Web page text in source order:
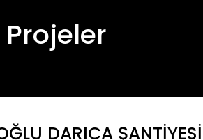
Projeler
DARICA ŞANTIYESI